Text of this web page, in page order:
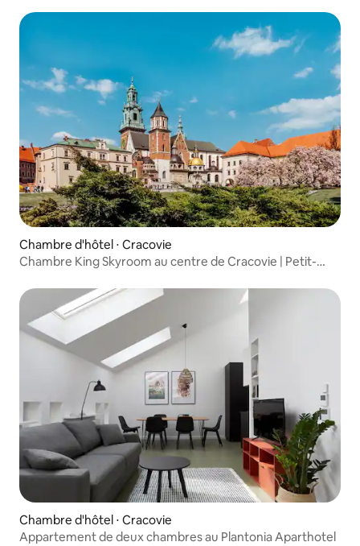
Chambre d'hôtel ⋅ Cracovie
Chambre King Skyroom au centre de Cracovie | Petit-
Chambre d'hôtel ⋅ Cracovie
Appartement de deux chambres au Plantonia Aparthotel